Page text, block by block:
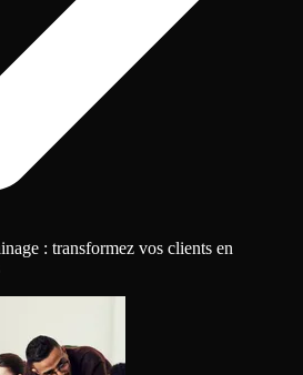
: transformez vos clients en